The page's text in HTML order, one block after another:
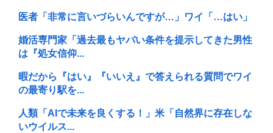
医者「非常に言いづらいんですが…」ワイ「…はい」
婚活専門家「過去最もヤバい条件を提示してきた男性
は『処女信仰...
暇だから『はい』『いいえ』で答えられる質問でワイ
の最寄り駅を...
人類「AIで未来を良くする！」米「自然界に存在しな
いウイルス...